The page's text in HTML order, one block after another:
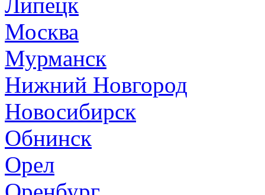
Москва
Мурманск
Нижний Новгород
Новосибирск
Обнинск
Орел